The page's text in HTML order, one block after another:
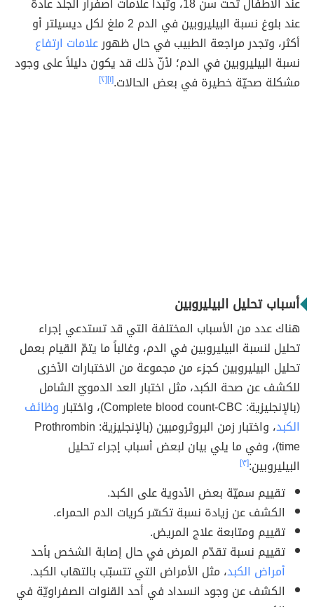
عند بلوغ نسبة البيليروبين في الدم 2 ملغ لكل ديسيلتر أو
أكثر، وتجدر مراجعة الطبيب في حال ظهورعلامات ارتفاع
نسبة البيليروبين في الدم؛ لأنّ ذلك قد يكون دليلاً على وجود
مشكلة صحيّة خطيرة في بعض الحالات.[١] [٢]
أسباب تحليل البيليروبين
هناك عدد من الأسباب المختلفة التي قد تستدعي إجراء
تحليل لنسبة البيليروبين في الدم، وغالباً ما يتمّ القيام بعمل
تحليل البيليروبين كجزء من مجموعة من الاختبارات الأخرى
للكشف عن صحة الكبد، مثل اختبار العد الدمويّ الشامل
(بالإنجليزية: Complete blood count-CBC)، واختبار
وظائف
الكبد
، واختبار زمن البروثرومبين (بالإنجليزية: Prothrombin
time)، وفي ما يلي بيان لبعض أسباب إجراء تحليل
البيليروبين:[٣]
تقييم سميّة بعض الأدوية على الكبد.
الكشف عن زيادة نسبة تكسّر كريات الدم الحمراء.
تقييم ومتابعة علاج المريض.
تقييم نسبة تقدّم المرض في حال إصابة الشخص بأحد
أمراض الكبد، مثل الأمراض التي تتسبّب بالتهاب الكبد.
الكشف عن وجود انسداد في أحد القنوات الصفراويّة في